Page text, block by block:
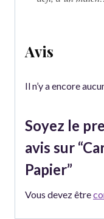
Avis
Il n’y a encore
Soyez le
avis sur
Papier”
Vous devez être